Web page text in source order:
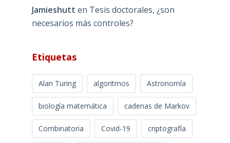
Jamieshutt en Tesis doctorales, ¿son
necesarios más controles?
Etiquetas
Alan Turing algoritmos Astronomía
biología matemática cadenas de Markov
Combinatoria Covid-19 criptografía